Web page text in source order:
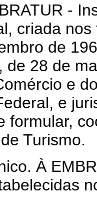
-
criada
de
de 28 de
e
e
formular,
Turismo.
À